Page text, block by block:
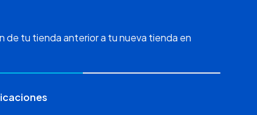
de tu tienda anterior a tu nueva tienda en